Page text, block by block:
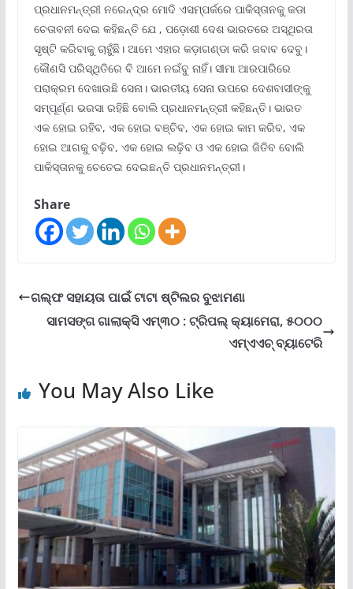
ପ୍ରଧାନମନ୍ତ୍ରୀ ନରେନ୍ଦ୍ର ମୋଦି ଏସମ୍ପର୍କରେ ପାକିସ୍ତାନକୁ କଡା
ଚେତାବନୀ ଦେଇ କହିଛନ୍ତି ଯେ , ପଡ଼ୋଶୀ ଦେଶ ଭାରତରେ ଅସ୍ଥିରତା
ସୃଷ୍ଟି କରିବାକୁ ଚାହୁଁଛି। ଆମେ ଏହାର କଡ଼ାଗଣ୍ଡା କରି ଜବାବ ଦେବୁ।
କୌଣସି ପରିସ୍ଥିତିରେ ବି ଆମେ ନଇଁବୁ ନାହିଁ। ସୀମା ଆରପାରିରେ
ପରାକ୍ରମ ଦେଖାଉଛି ସେନା। ଭାରତୀୟ ସେନା ଉପରେ ଦେଶବାସୀଙ୍କୁ
ସମ୍ପୂର୍ଣ୍ଣ ଭରସା ରହିଛି ବୋଲି ପ୍ରଧାନମନ୍ତ୍ରୀ କହିଛନ୍ତି। ଭାରତ
ଏକ ହୋଇ ରହିବ, ଏକ ହୋଇ ବଞ୍ଚିବ, ଏକ ହୋଇ କାମ କରିବ, ଏକ
ହୋଇ ଆଗକୁ ବଢ଼ିବ, ଏକ ହୋଇ ଲଢ଼ିବ ଓ ଏକ ହୋଇ ଜିତିବ ବୋଲି
ପାକିସ୍ତାନକୁ ଚେତେଇ ଦେଇଛନ୍ତି ପ୍ରଧାନମନ୍ତ୍ରୀ।
Share
ଗଲ୍ଫ ସହାୟତା ପାଇଁ ଟାଟା ଷ୍ଟିଲର ବୁଝାମଣା
ସାମସଙ୍ଗ ଗାଲାକ୍ସି ଏମ୍୩୦ : ଟ୍ରିପଲ୍ କ୍ୟାମେରା, ୫୦୦୦
ଏମ୍ଏଏଚ୍ ବ୍ୟାଟେରି
You May Also Like